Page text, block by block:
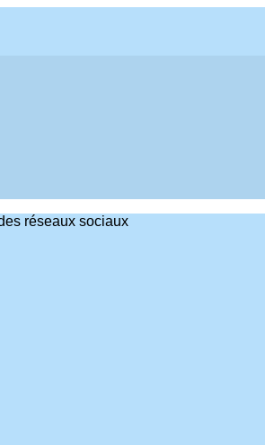
réseaux sociaux